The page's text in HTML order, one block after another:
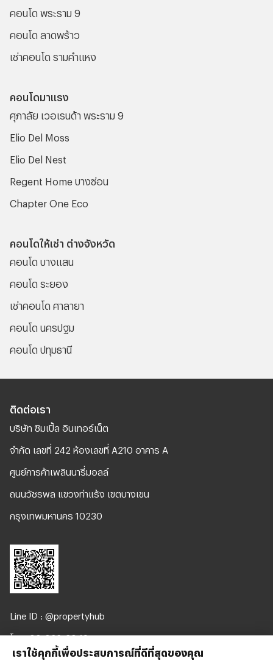
คอนโด พระราม 9
คอนโด ลาดพร้าว
เช่าคอนโด รามคําแหง
คอนโดมาแรง
ศุภาลัย เวอเรนด้า พระราม 9
Elio Del Moss
Elio Del Nest
Regent Home บางซ่อน
Chapter One Eco
คอนโดให้เช่า ต่างจังหวัด
คอนโด บางแสน
คอนโด ระยอง
เช่าคอนโด ศาลายา
คอนโด นครปฐม
คอนโด ปทุมธานี
ติดต่อเรา
บริษัท ซิมเปิ้ล อินเทอร์เน็ต
จํากัด เลขที่ 242 ห้องเลขที่ A210 อาคาร A
ศูนย์การค้าเพลินนารี่มอลล์
ถนนวัชรพล แขวงท่าแร้ง เขตบางเขน
กรุงเทพมหานคร 10230
Line ID : @propertyhub
โทร. 02-026-3049
support@propertyhub.in.th
เราใช้คุกกี้เพื่อประสบการณ์ที่ดีที่สุดของคุณ